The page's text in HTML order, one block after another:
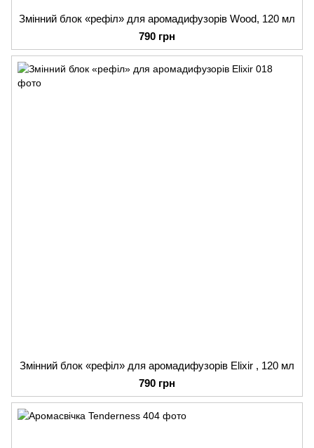
Змінний блок «рефіл» для аромадифузорів Wood, 120 мл
790 грн
Змінний блок «рефіл» для аромадифузорів Elixir , 120 мл
790 грн